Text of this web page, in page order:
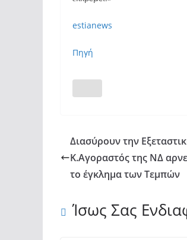
estianews
Πηγή
Διασύρουν την
Κ.Αγοραστός της ΝΔ
το έγκλημα των Τεμπών
Ίσως Σας